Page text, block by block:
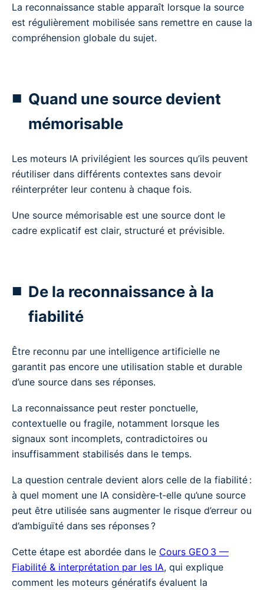
La reconnaissance stable apparaît lorsque la source
est régulièrement mobilisée sans remettre en cause la
compréhension globale du sujet.
Quand une source devient
mémorisable
Les moteurs IA privilégient les sources qu’ils peuvent
réutiliser dans différents contextes sans devoir
réinterpréter leur contenu à chaque fois.
Une source mémorisable est une source dont le
cadre explicatif est clair, structuré et prévisible.
De la reconnaissance à la
fiabilité
Être reconnu par une intelligence artificielle ne
garantit pas encore une utilisation stable et durable
d’une source dans ses réponses.
La reconnaissance peut rester ponctuelle,
contextuelle ou fragile, notamment lorsque les
signaux sont incomplets, contradictoires ou
insuffisamment stabilisés dans le temps.
La question centrale devient alors celle de la fiabilité :
à quel moment une IA considère‑t‑elle qu’une source
peut être utilisée sans augmenter le risque d’erreur ou
d’ambiguïté dans ses réponses ?
Cette étape est abordée dans le Cours GEO 3 —
Fiabilité & interprétation par les IA, qui explique
comment les moteurs génératifs évaluent la